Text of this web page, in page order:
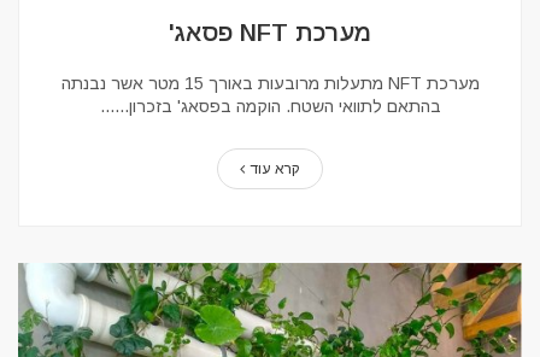
מערכת NFT פסאג'
מערכת NFT מתעלות מרובעות באורך 15 מטר אשר נבנתה
בהתאם לתוואי השטח. הוקמה בפסאג' בזכרון...
קרא עוד